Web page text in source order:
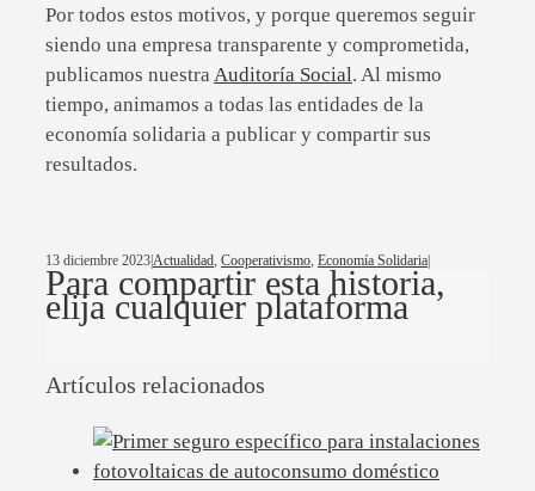
Por todos estos motivos, y porque queremos seguir
siendo una empresa transparente y comprometida,
publicamos nuestra Auditoría Social. Al mismo
tiempo, animamos a todas las entidades de la
economía solidaria a publicar y compartir sus
resultados.
13 diciembre 2023Actualidad, Cooperativismo, Economía Solidaria
Para compartir esta historia,
elija cualquier plataforma
Artículos relacionados